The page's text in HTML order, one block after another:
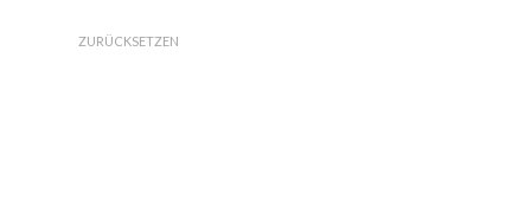
ZURÜCKSETZEN